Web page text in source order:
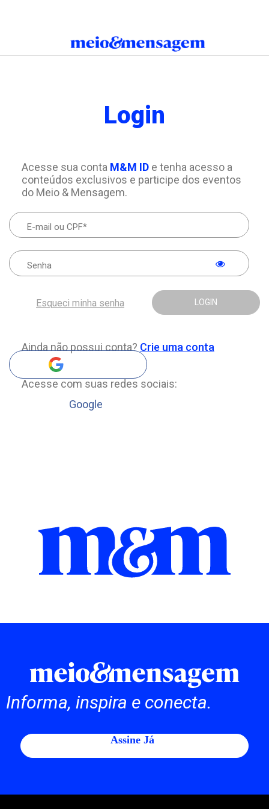
Login
Acesse sua conta M&M IDe tenha acesso a
conteúdos exclusivos e participe dos eventos
do Meio & Mensagem.
LOGIN
Esqueci minha senha
Ainda não possui conta? Crie uma conta
Acesse com suas redes sociais:
Google
Informa, inspira e conecta.
Assine Já